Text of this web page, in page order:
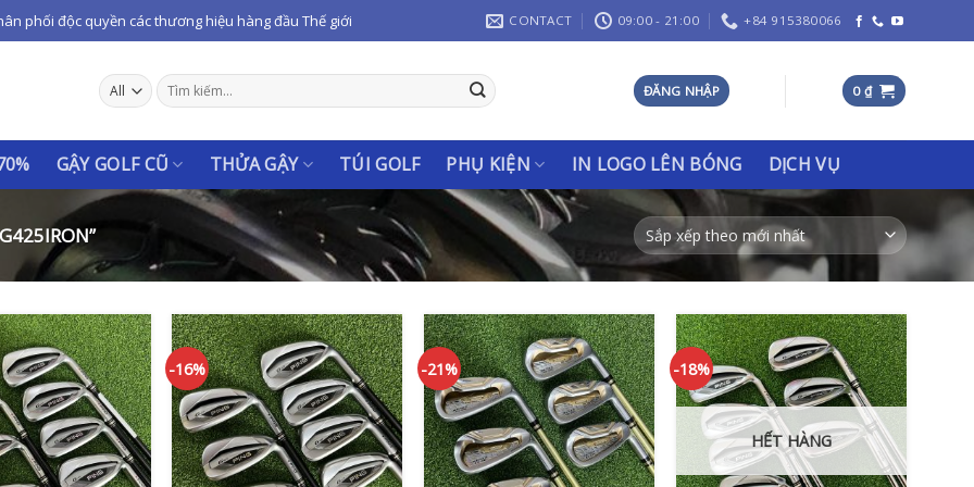
phối độc quyền các thương hiệu hàng đầu Thế giới CONTACT 09:00 - 21:00 +84 915380066
Tìm
kiếm:
ĐĂNG NHẬP 0 ₫
GẬY GOLF CŨ THỬA GẬY TÚI GOLF PHỤ KIỆN IN LOGO LÊN BÓNG DỊCH VỤ
-16% -21% -18%
HẾT HÀNG